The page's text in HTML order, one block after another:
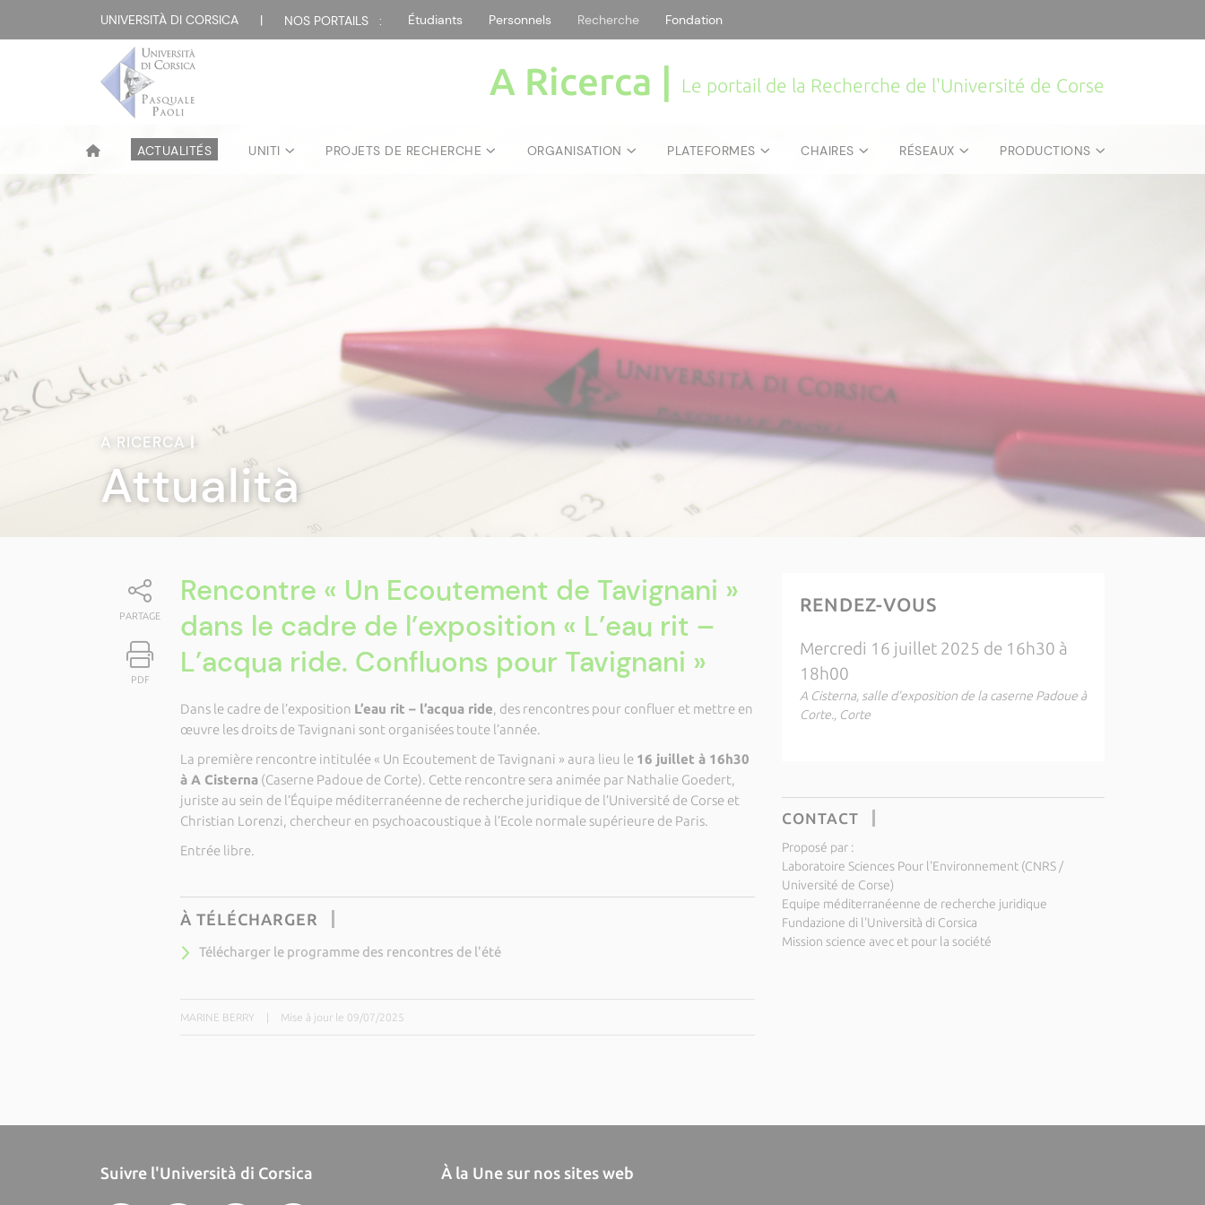
UNIVERSITÀ DI CORSICA | NOS PORTAILS : Étudiants Personnels Recherche Fondation
A Ricerca | Le portail de la Recherche de l'Université de Corse
ACTUALITÉS UNITI PROJETS DE RECHERCHE ORGANISATION PLATEFORMES CHAIRES RÉSEAUX PRODUCTIONS
A RICERCA|
Attualità
PARTAGE
PDF
Rencontre « Un Ecoutement de Tavignani »
dans le cadre de l’exposition « L’eau rit –
L’acqua ride. Confluons pour Tavignani »
Dans le cadre de l’exposition L’eau rit – l’acqua ride, des rencontres pour confluer et mettre en
œuvre les droits de Tavignani sont organisées toute l’année.
La première rencontre intitulée « Un Ecoutement de Tavignani » aura lieu le 16 juillet à 16h30
à A Cisterna(Caserne Padoue de Corte). Cette rencontre sera animée par Nathalie Goedert,
juriste au sein de l’Équipe méditerranéenne de recherche juridique de l’Université de Corse et
Christian Lorenzi, chercheur en psychoacoustique à l’Ecole normale supérieure de Paris.
Entrée libre.
À TÉLÉCHARGER
Télécharger le programme des rencontres de l'été
MARINE BERRY Mise à jour le 09/07/2025
RENDEZ-VOUS
Mercredi 16 juillet 2025 de 16h30 à
18h00
A Cisterna, salle d’exposition de la caserne Padoue à
Corte., Corte
CONTACT
Proposé par :
Laboratoire Sciences Pour l'Environnement (CNRS /
Université de Corse)
Equipe méditerranéenne de recherche juridique
Fundazione di l'Università di Corsica
Mission science avec et pour la société
Suivre l'Università di Corsica À la Une sur nos sites web